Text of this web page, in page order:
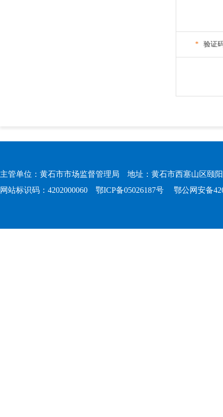
* 验证
主管单位：黄石市市场监督管理局 地址：黄石市西塞山区颐
网站标识码：4202000060 鄂ICP备05026187号 鄂公网安备